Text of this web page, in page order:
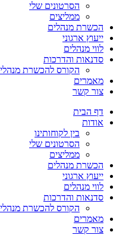
הסרטונים שלי
ממליצים
הכשרת מנהלים
ייעוץ ארגוני
לווי מנהלים
סדנאות והדרכות
הקורס להכשרת
מאמרים
צור קשר
דף הבית
אודות
בין לקוחותינו
הסרטונים שלי
ממליצים
הכשרת מנהלים
ייעוץ ארגוני
לווי מנהלים
סדנאות והדרכות
הקורס להכשרת
מאמרים
צור קשר